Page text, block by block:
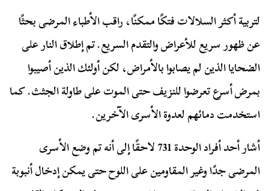
لتربية أكثر السلالات فتكًا ممكنًا، راقب الأطباء المرضى بحثًا
عن ظهور سريع للأعراض والتقدم السريع. تم إطلاق النار على
الضحايا الذين لم يصابوا بالأمراض، لكن أولئك الذين أصيبوا
بمرض أسرع تعرضوا للنزيف حتى الموت على طاولة الجثث. كما
استخدمت دمائهم لعدوة الأسرى الآخرين.
أشار أحد أفراد الوحدة 731 لاحقًا إلى أنه تم وضع الأسرى
المرضى جدًا وغير المقاومين على اللوح حتى يمكن إدخال أنبوبة